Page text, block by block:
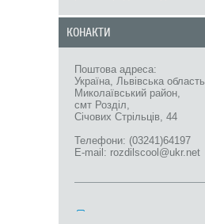
КОНАКТИ
Поштова адреса:
Україна, Львівська область,
Миколаївський район,
смт Розділ,
Січових Стрільців, 44
Телефони: (03241)64197
E-mail: rozdilscool@ukr.net